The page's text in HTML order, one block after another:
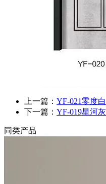
上一篇： YF-021零度白
下一篇： YF-019星河灰
同类产品